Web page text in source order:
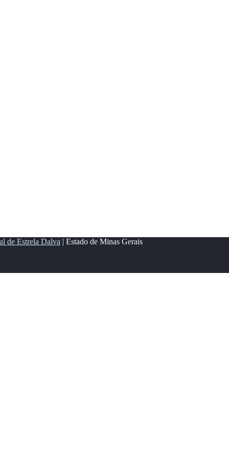
de Estrela Dalva | Estado de Minas Gerais